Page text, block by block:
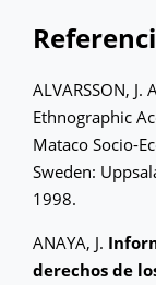
ALVARSSON, J.
Ethnographic
Mataco Socio-
Sweden:
1998.
ANAYA, J.
derechos de